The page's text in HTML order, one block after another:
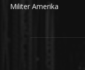
Militer Amerika